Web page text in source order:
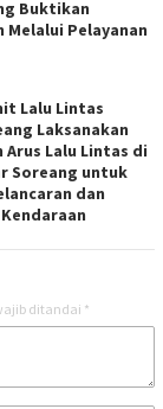
Buktikan
Melalui Pelayanan
Lalu Lintas
Laksanakan
Lalu Lintas di
Soreang untuk
dan
ditandai *